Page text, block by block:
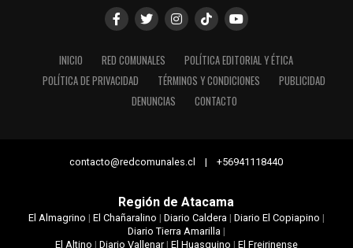
INICIO RED COMUNALES
POLÍTICA EDITORIAL Y ÉTICA
POLÍTICA DE PRIVACIDAD
TÉRMINOS Y CONDICIONES
PUBLICIDAD
DENUNCIAS
CONTACTO
contacto@redcomunales.cl | +56941118440
Región de Atacama
El Almagrino | El Chañaralino | Diario Caldera| Diario El Copiapino |
Diario Tierra Amarilla|
El Altino | Diario Vallenar| El Huasquino | El Freirinense